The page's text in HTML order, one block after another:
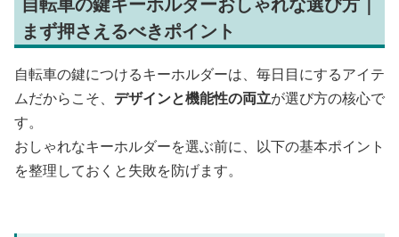
まず押さえるべきポイント
自転車の鍵につけるキーホルダーは、毎日目にするアイテ
ムだからこそ、 デザインと機能性の両立が選び方の核心で
す。
おしゃれなキーホルダーを選ぶ前に、以下の基本ポイント
を整理しておくと失敗を防げます。